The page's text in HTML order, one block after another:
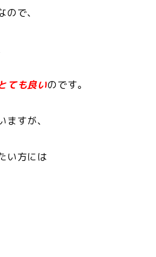
で、
ても良いのです。
すが、
い方には